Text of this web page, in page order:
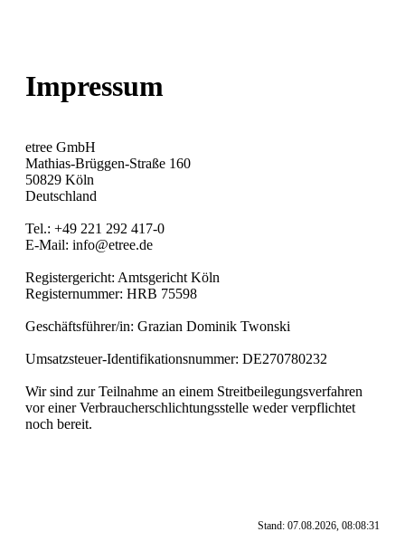
Impressum
etree GmbH
Mathias-Brüggen-Straße 160
50829 Köln
Deutschland
Tel.: +49 221 292 417-0
E-Mail: info@etree.de
Registergericht: Amtsgericht Köln
Registernummer: HRB 75598
Geschäftsführer/in: Grazian Dominik Twonski
Umsatzsteuer-Identifikationsnummer: DE270780232
Wir sind zur Teilnahme an einem Streitbeilegungsverfahren
vor einer Verbraucherschlichtungsstelle weder verpflichtet
noch bereit.
Stand: 07.08.2026, 08:08:31